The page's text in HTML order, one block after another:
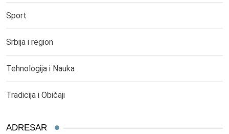
Sport
Srbija i region
Tehnologija i Nauka
Tradicija i Običaji
ADRESAR